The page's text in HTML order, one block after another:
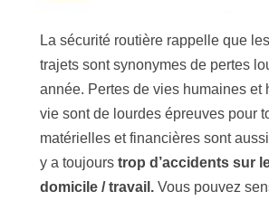
La sécurité routière rappelle que
trajets sont synonymes de pertes
année. Pertes de vies humaines et
vie sont de lourdes épreuves pour
matérielles et financières sont
y a toujourstrop d’accidents sur
domicile / travail. Vous pouvez